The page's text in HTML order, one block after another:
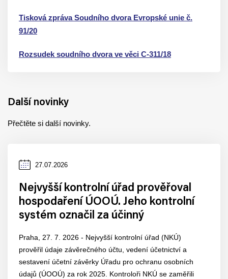
Tisková zpráva Soudního dvora Evropské unie č.
91/20
Rozsudek soudního dvora ve věci C‑311/18
Další novinky
Přečtěte si další novinky.
Datum
27.07.2026
Nejvyšší kontrolní úřad prověřoval
hospodaření ÚOOÚ. Jeho kontrolní
systém označil za účinný
Praha, 27. 7. 2026 - Nejvyšší kontrolní úřad (NKÚ)
prověřil údaje závěrečného účtu, vedení účetnictví a
sestavení účetní závěrky Úřadu pro ochranu osobních
údajů (ÚOOÚ) za rok 2025. Kontroloři NKÚ se zaměřili